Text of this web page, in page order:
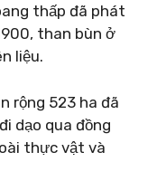
thấp đã phát
than bùn ở
liệu.
rộng 523 ha đã
dạo qua đồng
thực vật và